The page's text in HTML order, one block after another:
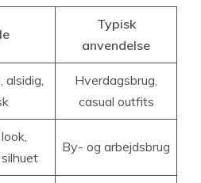
Typisk
anvendelse
Hverdagsbrug,
casual outfits
By- og arbejdsbrug